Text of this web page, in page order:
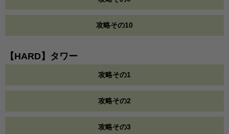
攻略その10
【HARD】タワー
攻略その1
攻略その2
攻略その3